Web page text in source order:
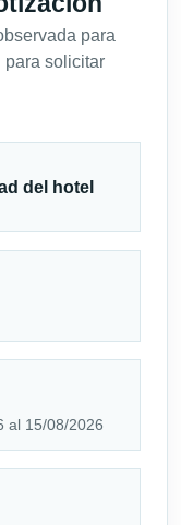
para
para solicitar
del hotel
al 15/08/2026